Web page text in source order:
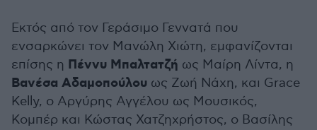
Εκτός από τον Γεράσιμο Γεννατά που
ενσαρκώνει τον Μανώλη Χιώτη, εμφανίζονται
επίσης η Πέννυ Μπαλτατζή ως Μαίρη Λίντα, η
Βανέσα Αδαμοπούλου ως Ζωή Νάχη, και Grace
Kelly, ο Αργύρης Αγγέλου ως Μουσικός,
Κομπέρ και Κώστας Χατζηχρήστος, ο Βασίλης